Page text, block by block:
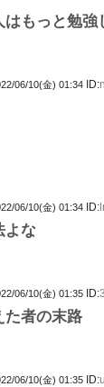
もっと勉強
06/10(金) 01:34 ID:
06/10(金) 01:34 ID:
よな
06/10(金) 01:35 ID:
た者の末路
06/10(金) 01:35 ID: